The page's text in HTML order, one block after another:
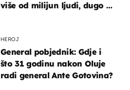
više od milijun ljudi, dugo se
HEROJ
General pobjednik: Gdje i
što 31 godinu nakon Oluje
radi general Ante Gotovina?